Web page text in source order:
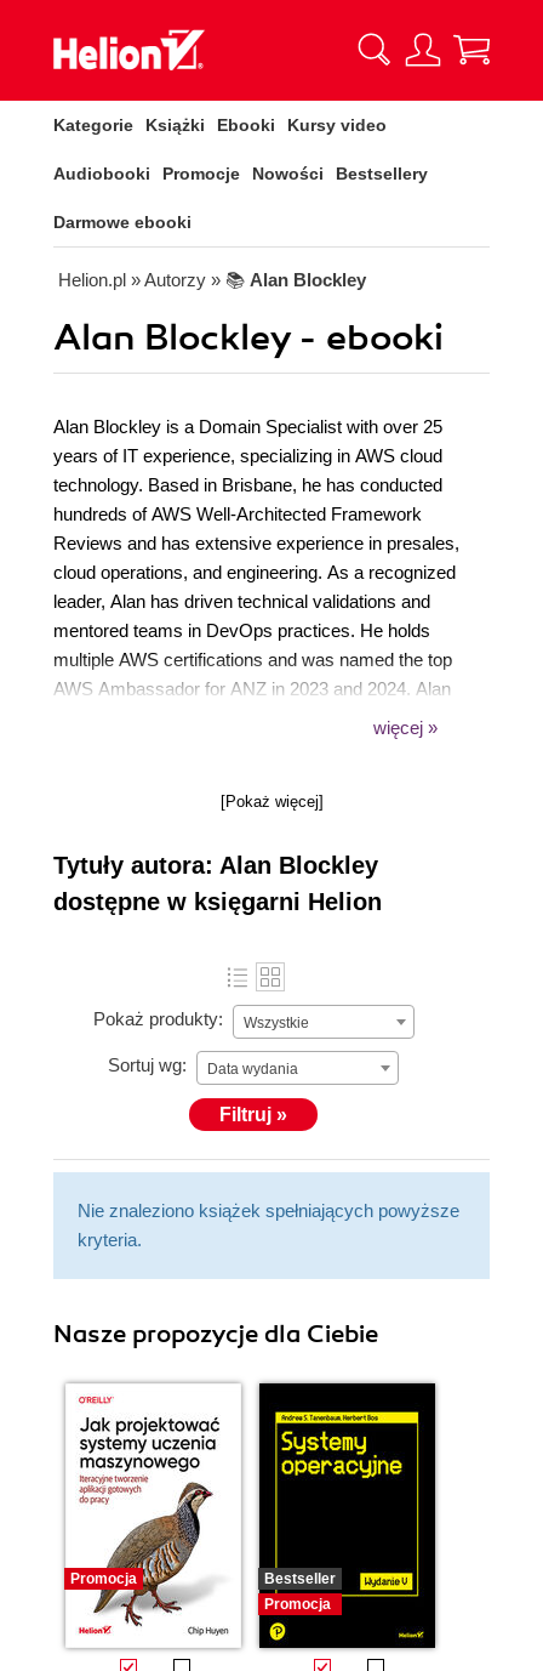
Kategorie Książki Ebooki Kursy video
Audiobooki Promocje Nowości Bestsellery
Darmowe ebooki
Helion.pl » Autorzy » 📚 Alan Blockley
Alan Blockley - ebooki
Alan Blockley is a Domain Specialist with over 25
years of IT experience, specializing in AWS cloud
technology. Based in Brisbane, he has conducted
hundreds of AWS Well-Architected Framework
Reviews and has extensive experience in presales,
cloud operations, and engineering. As a recognized
leader, Alan has driven technical validations and
mentored teams in DevOps practices. He holds
multiple AWS certifications and was named the top
AWS Ambassador for ANZ in 2023 and 2024. Alan
is also an AWS Serverless Community Builder and
community, speaking at localized user groups and
więcej »
[Pokaż więcej]
Tytuły autora: Alan Blockley
dostępne w księgarni Helion
Pokaż produkty: Wszystkie
Sortuj wg: Data wydania
Filtruj »
Nie znaleziono książek spełniających powyższe
kryteria.
Nasze propozycje dla Ciebie
Promocja
Bestseller
Promocja